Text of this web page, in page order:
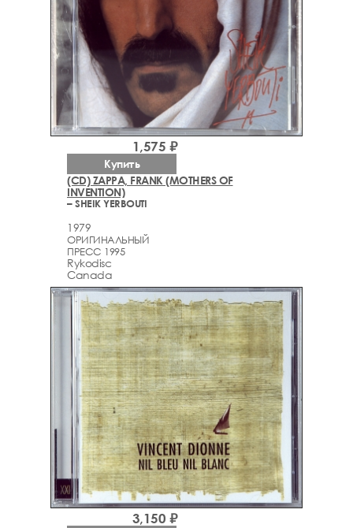
(CD) ZAPPA, FRANK (MOTHERS OF
INVENTION)
– SHEIK YERBOUTI
1979
ОРИГИНАЛЬНЫЙ
ПРЕСС 1995
Rykodisc
Canada
1,575 ₽
Купить
3,150 ₽